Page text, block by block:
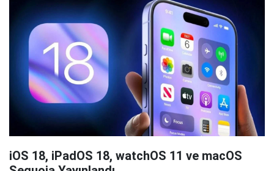
iOS 18, iPadOS 18, watchOS 11 ve macOS